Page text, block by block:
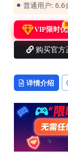
普通用户: 6.6
VIP限时
购买官方
详情介绍